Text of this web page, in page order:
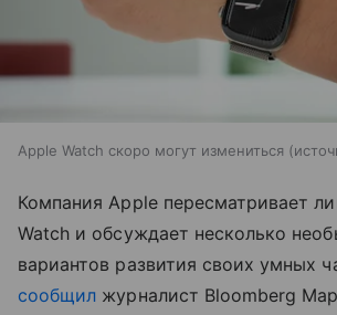
Apple Watch скоро могут измениться
Компания Apple пересматривает
Watch и обсуждает несколько
вариантов развития своих умных
сообщил журналист Bloomberg